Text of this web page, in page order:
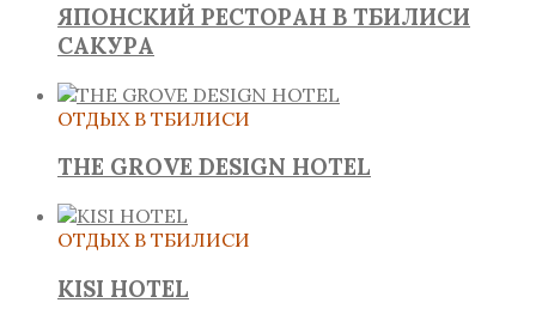
ЯПОНСКИЙ РЕСТОРАН В ТБИЛИСИ
САКУРА
ОТДЫХ В ТБИЛИСИ
THE GROVE DESIGN HOTEL
ОТДЫХ В ТБИЛИСИ
KISI HOTEL